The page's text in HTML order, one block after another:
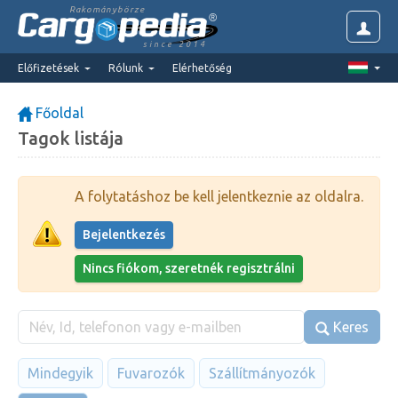
Rakománybörze
since 2014
Előfizetések Rólunk Elérhetőség
Főoldal
Tagok listája
A folytatáshoz be kell jelentkeznie az oldalra.
Bejelentkezés
Nincs fiókom, szeretnék regisztrálni
Keres
Mindegyik Fuvarozók Szállítmányozók